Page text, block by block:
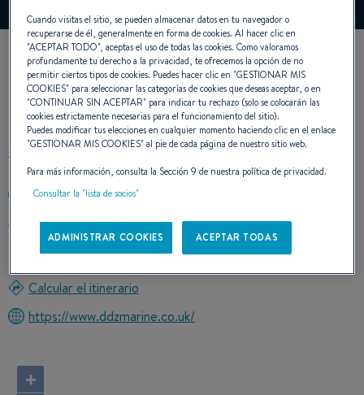
NUESTROS DATOS DE
CONTACTO
++ 44 1475 686 072
LARGS YACHT HAVEN IRVINE ROAD
KA30 8EZ LARGS
Reino Unido
Calcular el itinerario
https://www.ddzmarine.co.uk/
+
Cuando visitas el sitio, se pueden almacenar datos en tu navegador o
recuperarse de él, generalmente en forma de cookies. Al hacer clic en
"ACEPTAR TODO", aceptas el uso de todas las cookies. Como valoramos
profundamente tu derecho a la privacidad, te ofrecemos la opción de no
permitir ciertos tipos de cookies. Puedes hacer clic en "GESTIONAR MIS
COOKIES" para seleccionar las categorías de cookies que deseas aceptar, o en
"CONTINUAR SIN ACEPTAR" para indicar tu rechazo (solo se colocarán las
cookies estrictamente necesarias para el funcionamiento del sitio).
Puedes modificar tus elecciones en cualquier momento haciendo clic en el enlace
"GESTIONAR MIS COOKIES" al pie de cada página de nuestro sitio web.
Para más información, consulta la Sección 9 de nuestra política de privacidad.
Consultar la "lista de socios"
ADMINISTRAR COOKIES ACEPTAR TODAS